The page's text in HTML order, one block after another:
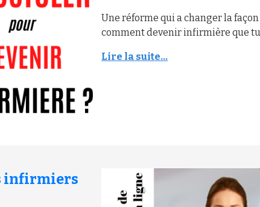
Une réforme qui a changer la
comment devenir infirmière que
Lire la suite...
infirmiers